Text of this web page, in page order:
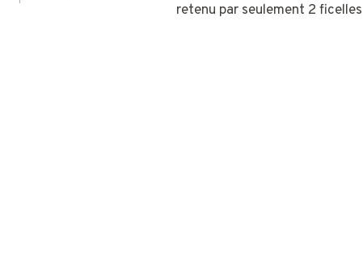
retenu par seulement 2 ficelles